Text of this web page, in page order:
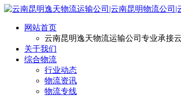
网站首页
云南昆明逸天物流运输公司专业承接
关于我们
综合物流
行业动态
物流资讯
物流专线